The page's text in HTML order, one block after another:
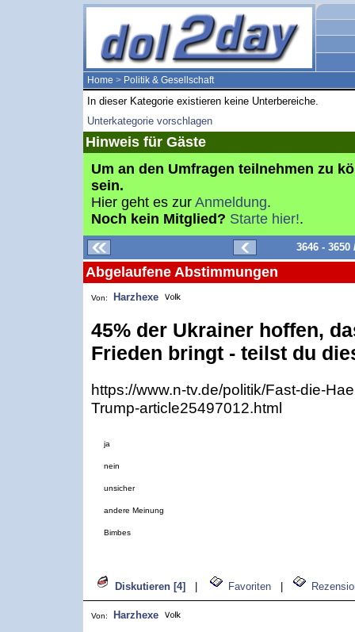
Home > Politik & Gesellschaft
In dieser Kategorie existieren keine Unterbereiche.
Unterkategorie vorschlagen
Hinweis für Gäste
Um an den Umfragen teilnehmen zu
sein.
Hier geht es zur Anmeldung.
Noch kein Mitglied? Starte hier!.
3646 -
Abgelaufene Abstimmungen
Von: Harzhexe
45% der Ukrainer hoffen,
Frieden bringt - teilst du
https://www.n-tv.de/politik/Fast-die-
Trump-article25497012.html
ja
nein
unsicher
andere Meinung
Bimbes
Diskutieren [4] Favoriten
Von: Harzhexe